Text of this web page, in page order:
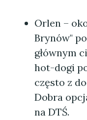
Orlen –
Brynów"
głównym
hot-dogi
często z
Dobra
na DTŚ.